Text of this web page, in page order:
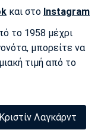
και στο Instagram
το 1958 μέχρι
μπορείτε να
τιμή από το
Κριστίν Λαγκάρντ